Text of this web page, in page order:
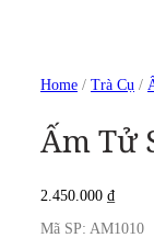
Home / Trà Cụ /
Ấm Tử
2.450.000 ₫
Mã SP: AM1010